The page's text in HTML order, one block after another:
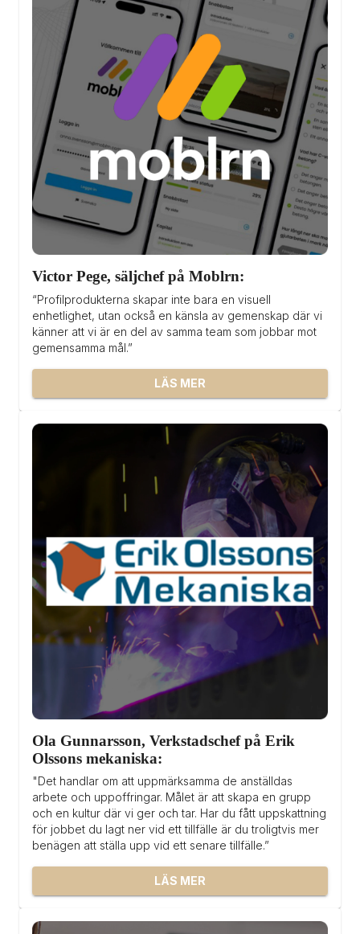
Victor Pege, säljchef på Moblrn:
“Profilprodukterna skapar inte bara en visuell
enhetlighet, utan också en känsla av gemenskap där vi
känner att vi är en del av samma team som jobbar mot
gemensamma mål.”
LÄS MER
Ola Gunnarsson, Verkstadschef på Erik
Olssons mekaniska:
"Det handlar om att uppmärksamma de anställdas
arbete och uppoffringar. Målet är att skapa en grupp
och en kultur där vi ger och tar. Har du fått uppskattning
för jobbet du lagt ner vid ett tillfälle är du troligtvis mer
benägen att ställa upp vid ett senare tillfälle.”
LÄS MER